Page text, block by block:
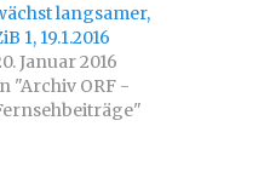
langsamer,
1, 19.1.2016
Januar 2016
"Archiv ORF -